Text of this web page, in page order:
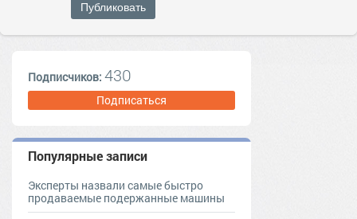
Публиковать
Подписчиков: 430
Подписаться
Популярные записи
Эксперты назвали самые быстро
продаваемые подержанные машины